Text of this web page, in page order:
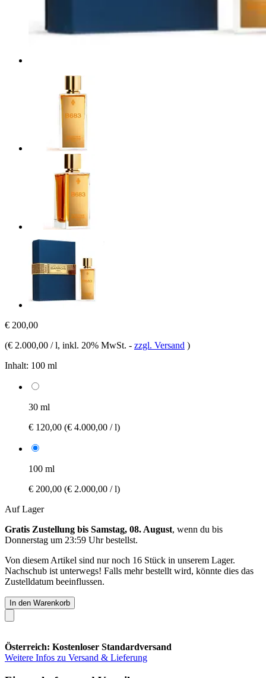
€ 200,00
(€ 2.000,00 / l, inkl. 20% MwSt. - zzgl. Versand )
Inhalt: 100 ml
30 ml
€ 120,00 (€ 4.000,00 / l)
100 ml
€ 200,00 (€ 2.000,00 / l)
Auf Lager
Gratis Zustellung bis Samstag, 08. August, wenn du bis
Donnerstag um 23:59 Uhrbestellst.
Von diesem Artikel sind nur noch 16 Stück in unserem Lager.
Nachschub ist unterwegs! Falls mehr bestellt wird, könnte dies das
Zustelldatum beeinflussen.
In den Warenkorb
Österreich: Kostenloser Standardversand
Weitere Infos zu Versand & Lieferung